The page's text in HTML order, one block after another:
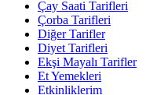
Çay Saati Tarifleri
Çorba Tarifleri
Diğer Tarifler
Diyet Tarifleri
Ekşi Mayalı Tarifler
Et Yemekleri
Etkinliklerim